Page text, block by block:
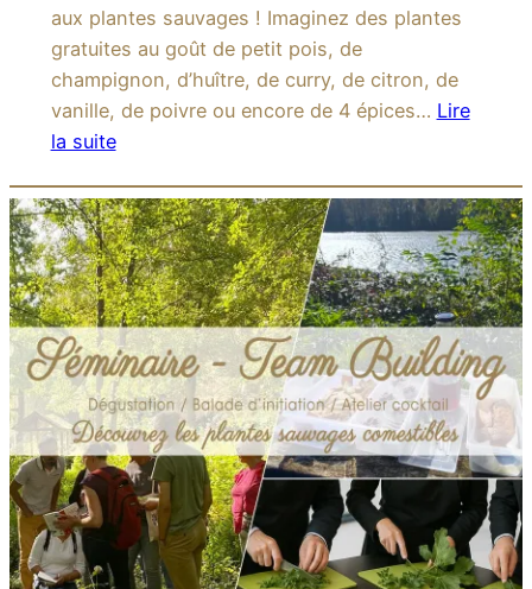
aux plantes sauvages ! Imaginez des plantes
gratuites au goût de petit pois, de
champignon, d’huître, de curry, de citron, de
vanille, de poivre ou encore de 4 épices… Lire
la suite